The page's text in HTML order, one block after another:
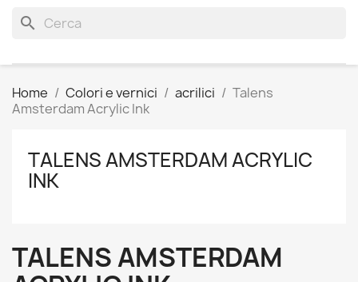
search
Home Colori e vernici acrilici
Talens
Amsterdam Acrylic Ink
TALENS AMSTERDAM ACRYLIC
INK
TALENS AMSTERDAM